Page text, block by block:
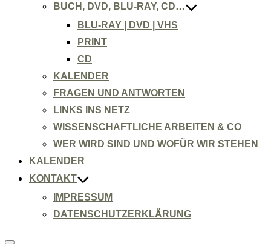
BUCH, DVD, BLU-RAY, CD…
BLU-RAY | DVD | VHS
PRINT
CD
KALENDER
FRAGEN UND ANTWORTEN
LINKS INS NETZ
WISSENSCHAFTLICHE ARBEITEN & CO
WER WIRD SIND UND WOFÜR WIR STEHEN
KALENDER
KONTAKT
IMPRESSUM
DATENSCHUTZERKLÄRUNG
Seitenleiste